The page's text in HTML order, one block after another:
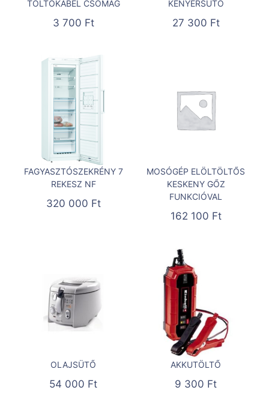
TÖLTŐKÁBEL CSOMAG
3 700 Ft
KENYÉRSÜTŐ
27 300 Ft
FAGYASZTÓSZEKRÉNY 7
REKESZ NF
320 000 Ft
MOSÓGÉP ELÖLTÖLTŐS
KESKENY GŐZ
FUNKCIÓVAL
162 100 Ft
OLAJSÜTŐ
54 000 Ft
AKKUTÖLTŐ
9 300 Ft